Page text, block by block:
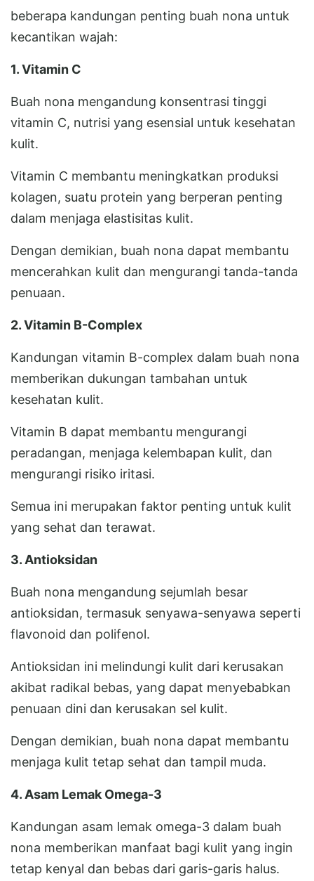
beberapa kandungan penting buah nona untuk
kecantikan wajah:
1. Vitamin C
Buah nona mengandung konsentrasi tinggi
vitamin C, nutrisi yang esensial untuk kesehatan
kulit.
Vitamin C membantu meningkatkan produksi
kolagen, suatu protein yang berperan penting
dalam menjaga elastisitas kulit.
Dengan demikian, buah nona dapat membantu
mencerahkan kulit dan mengurangi tanda-tanda
penuaan.
2. Vitamin B-Complex
Kandungan vitamin B-complex dalam buah nona
memberikan dukungan tambahan untuk
kesehatan kulit.
Vitamin B dapat membantu mengurangi
peradangan, menjaga kelembapan kulit, dan
mengurangi risiko iritasi.
Semua ini merupakan faktor penting untuk kulit
yang sehat dan terawat.
3. Antioksidan
Buah nona mengandung sejumlah besar
antioksidan, termasuk senyawa-senyawa seperti
flavonoid dan polifenol.
Antioksidan ini melindungi kulit dari kerusakan
akibat radikal bebas, yang dapat menyebabkan
penuaan dini dan kerusakan sel kulit.
Dengan demikian, buah nona dapat membantu
menjaga kulit tetap sehat dan tampil muda.
4. Asam Lemak Omega-3
Kandungan asam lemak omega-3 dalam buah
nona memberikan manfaat bagi kulit yang ingin
tetap kenyal dan bebas dari garis-garis halus.